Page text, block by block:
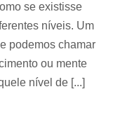
se existisse
níveis. Um
podemos chamar
ou mente
nível de [...]